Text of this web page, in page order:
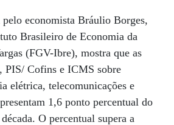
economista Bráulio Borges,
Brasileiro de Economia da
(FGV-Ibre), mostra que as
PIS/ Cofins e ICMS sobre
elétrica, telecomunicações e
1,6 ponto percentual do
O percentual supera a